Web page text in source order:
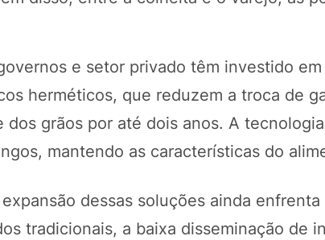
e setor privado têm investido
herméticos, que reduzem a troca de
dos grãos por até dois anos. A
mantendo as características do
dessas soluções ainda
tradicionais, a baixa disseminação de